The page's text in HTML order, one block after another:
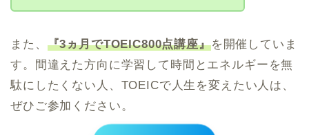
また、 『3ヵ月でTOEIC800点講座』を開催していま
す。間違えた方向に学習して時間とエネルギーを無
駄にしたくない人、TOEICで人生を変えたい人は、
ぜひご参加ください。